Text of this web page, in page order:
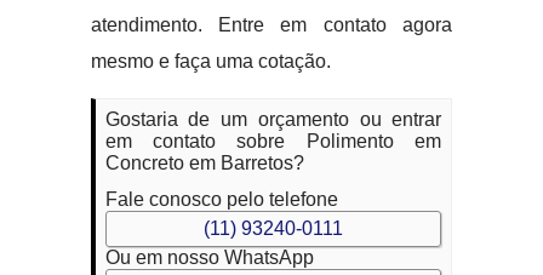
atendimento. Entre em contato agora
mesmo e faça uma cotação.
Gostaria de um orçamento ou entrar
em contato sobre Polimento em
Concreto em Barretos?
Fale conosco pelo telefone
(11) 93240-0111
Ou em nosso WhatsApp